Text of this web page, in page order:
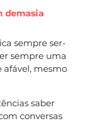
demasia
sempre ser-
sempre uma
afável, mesmo
saber
conversas